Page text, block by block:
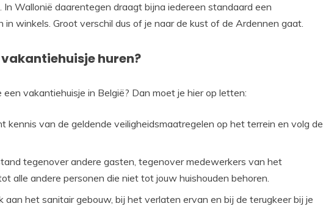
In Wallonië daarentegen draagt bijna iedereen standaard een
in winkels. Groot verschil dus of je naar de kust of de Ardennen gaat.
huren?
een vakantiehuisje in België? Dan moet je hier op letten:
kennis van de geldende veiligheidsmaatregelen op het terrein en volg de
tegenover andere gasten, tegenover medewerkers van het
alle andere personen die niet tot jouw huishouden behoren.
aan het sanitair gebouw, bij het verlaten ervan en bij de terugkeer bij je